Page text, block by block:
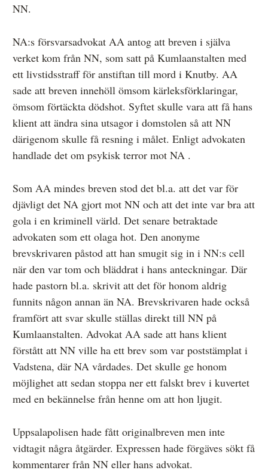
Så här gör du en anmälan
Fyll i din anmälan
Regler för medier i processen hos MO
Här är medierna som MO kan pröva
Hela listan över frivilligt anslutna medier
Skillnaden mellan Granskningsnämnden och MO
Övrigt
Årsberättelser
Våra huvudmän
Ledamöter i Mediernas Etiknämnd
Stadgar för Mediernas Etiknämnd
Den journalistiska yrkesetiken
Jobba hos oss!
Pressbilder
Så behandlar vi dina personuppgifter
NN.
NA:s försvarsadvokat AA antog att breven i själva
verket kom från NN, som satt på Kumlaanstalten med
ett livstidsstraff för anstiftan till mord i Knutby. AA
sade att breven innehöll ömsom kärleksförklaringar,
ömsom förtäckta dödshot. Syftet skulle vara att få hans
klient att ändra sina utsagor i domstolen så att NN
därigenom skulle få resning i målet. Enligt advokaten
handlade det om psykisk terror mot NA .
Som AA mindes breven stod det bl.a. att det var för
djävligt det NA gjort mot NN och att det inte var bra att
gola i en kriminell värld. Det senare betraktade
advokaten som ett olaga hot. Den anonyme
brevskrivaren påstod att han smugit sig in i NN:s cell
när den var tom och bläddrat i hans anteckningar. Där
hade pastorn bl.a. skrivit att det för honom aldrig
funnits någon annan än NA. Brevskrivaren hade också
framfört att svar skulle ställas direkt till NN på
Kumlaanstalten. Advokat AA sade att hans klient
förstått att NN ville ha ett brev som var poststämplat i
Vadstena, där NA vårdades. Det skulle ge honom
möjlighet att sedan stoppa ner ett falskt brev i kuvertet
med en bekännelse från henne om att hon ljugit.
Uppsalapolisen hade fått originalbreven men inte
vidtagit några åtgärder. Expressen hade förgäves sökt få
kommentarer från NN eller hans advokat.